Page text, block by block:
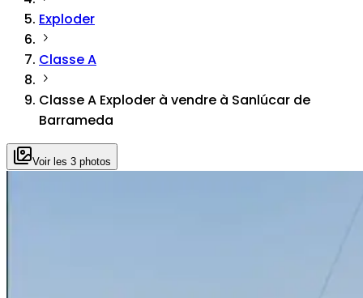
Exploder
Classe A
Classe A Exploder à vendre à Sanlúcar de
Barrameda
Voir les 3 photos